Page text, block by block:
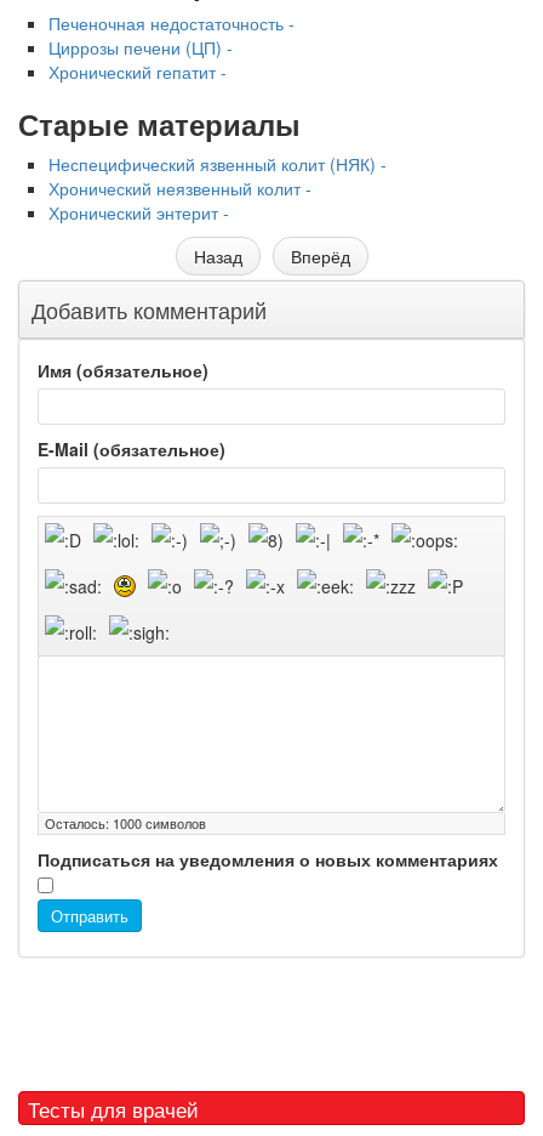
Печеночная недостаточность -
Циррозы печени (ЦП) -
Хронический гепатит -
Старые материалы
Неспецифический язвенный колит (НЯК) -
Хронический неязвенный колит -
Хронический энтерит -
Назад
Вперёд
Добавить комментарий
Имя (обязательное)
E-Mail (обязательное)
Осталось: 1000символов
Подписаться на уведомления о новых комментариях
Отправить
Тесты для врачей